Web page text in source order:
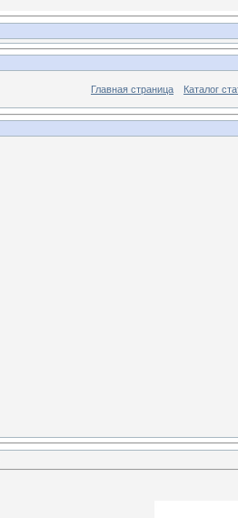
Главная страница Каталог